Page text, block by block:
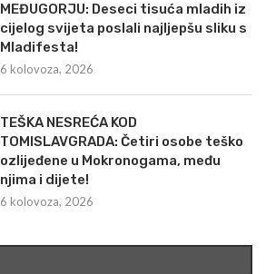
MEĐUGORJU: Deseci tisuća mladih iz
cijelog svijeta poslali najljepšu sliku s
Mladifesta!
6 kolovoza, 2026
TEŠKA NESREĆA KOD
TOMISLAVGRADA: Četiri osobe teško
ozlijeđene u Mokronogama, među
njima i dijete!
6 kolovoza, 2026